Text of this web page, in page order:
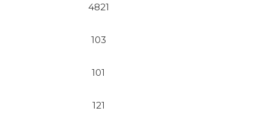
4821
103
101
121